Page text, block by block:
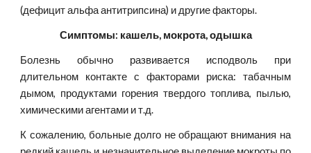
(дефицит альфа антитрипсина) и другие факторы.
Симптомы: кашель, мокрота, одышка
Болезнь обычно развивается исподволь при
длительном контакте с факторами риска: табачным
дымом, продуктами горения твердого топлива, пылью,
химическими агентами и т.д.
К сожалению, больные долго не обращают внимания на